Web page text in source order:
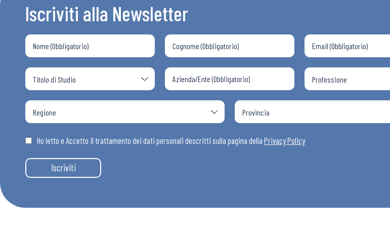
Iscriviti alla Newsletter
Ho letto e Accetto il trattamento dei dati personali descritti sulla pagina della Privacy Policy
Iscriviti